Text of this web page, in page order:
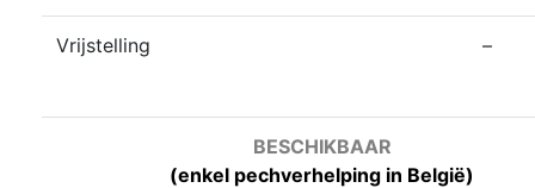
Vrijstelling –
BESCHIKBAAR
(enkel pechverhelping in België)